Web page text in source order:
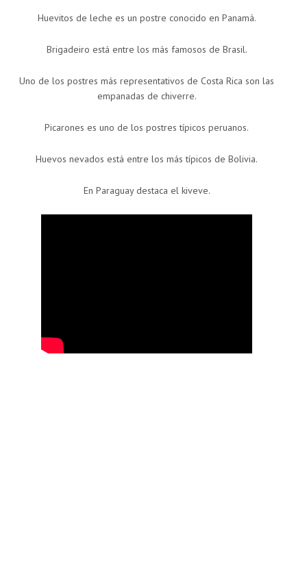
Huevitos de leche es un postre conocido en Panamá.
Brigadeiro está entre los más famosos de Brasil.
Uno de los postres más representativos de Costa Rica son las
empanadas de chiverre.
Picarones es uno de los postres típicos peruanos.
Huevos nevados está entre los más típicos de Bolivia.
En Paraguay destaca el kiveve.